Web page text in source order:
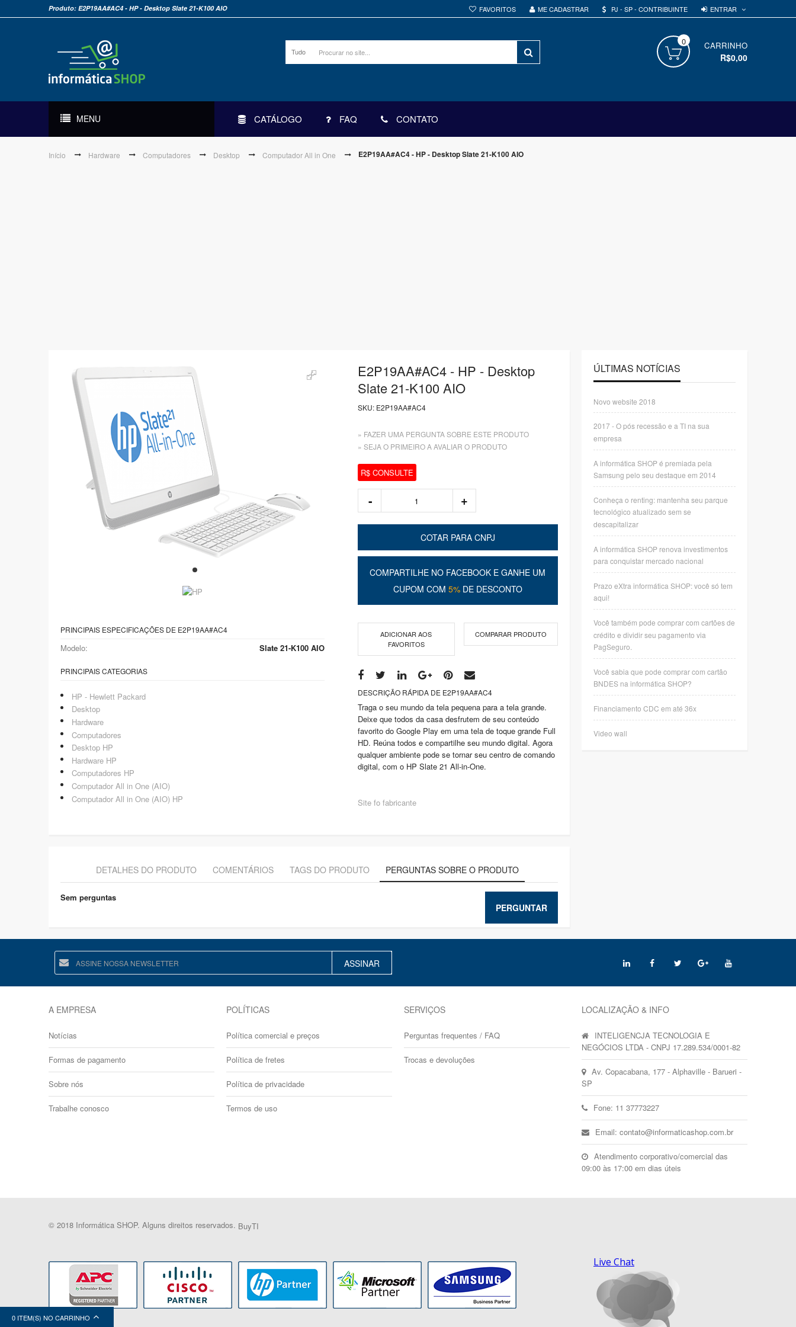
FAVORITOS ME CADASTRAR PJ - SP - CONTRIBUINTE ENTRAR
Produto: E2P19AA#AC4 - HP - Desktop Slate 21-K100 AIO
Tudo
CARRINHO
0
R$0,00
MENU CATÁLOGO FAQ CONTATO
Início Hardware Computadores Desktop Computador All in One E2P19AA#AC4 - HP - Desktop Slate 21-K100 AIO
PRINCIPAIS ESPECIFICAÇÕES DE E2P19AA#AC4
Modelo: Slate 21-K100 AIO
PRINCIPAIS CATEGORIAS
HP - Hewlett Packard
Desktop
Hardware
Computadores
Desktop HP
Hardware HP
Computadores HP
Computador All in One (AIO)
Computador All in One (AIO) HP
E2P19AA#AC4 - HP - Desktop
Slate 21-K100 AIO
SKU: E2P19AA#AC4
» FAZER UMA PERGUNTA SOBRE ESTE PRODUTO
» SEJA O PRIMEIRO A AVALIAR O PRODUTO
R$ CONSULTE
COTAR PARA CNPJ
COMPARTILHE NO FACEBOOK E GANHE UM
CUPOM COM 5%DE DESCONTO
ADICIONAR AOS
FAVORITOS
COMPARAR PRODUTO
DESCRIÇÃO RÁPIDA DE E2P19AA#AC4
Traga o seu mundo da tela pequena para a tela grande.
Deixe que todos da casa desfrutem de seu conteúdo
favorito do Google Play em uma tela de toque grande Full
HD. Reúna todos e compartilhe seu mundo digital. Agora
qualquer ambiente pode se tornar seu centro de comando
digital, com o HP Slate 21 All-in-One.
Site fo fabricante
DETALHES DO PRODUTO COMENTÁRIOS TAGS DO PRODUTO PERGUNTAS SOBRE O PRODUTO
PERGUNTAR
Sem perguntas
ÚLTIMAS NOTÍCIAS
Novo website 2018
2017 - O pós recessão e a TI na sua
empresa
A informática SHOP é premiada pela
Samsung pelo seu destaque em 2014
Conheça o renting: mantenha seu parque
tecnológico atualizado sem se
descapitalizar
A informática SHOP renova investimentos
para conquistar mercado nacional
Prazo eXtra informática SHOP: você só tem
aqui!
Você também pode comprar com cartões de
crédito e dividir seu pagamento via
PagSeguro.
Você sabia que pode comprar com cartão
BNDES na informática SHOP?
Financiamento CDC em até 36x
Video wall
ASSINAR
A EMPRESA
Notícias
Formas de pagamento
Sobre nós
Trabalhe conosco
POLÍTICAS
Política comercial e preços
Política de fretes
Política de privacidade
Termos de uso
SERVIÇOS
Perguntas frequentes / FAQ
Trocas e devoluções
LOCALIZAÇÃO & INFO
INTELIGENCJA TECNOLOGIA E
NEGÓCIOS LTDA - CNPJ 17.289.534/0001-82
Av. Copacabana, 177 - Alphaville - Barueri -
SP
Fone: 11 37773227
Email: contato@informaticashop.com.br
Atendimento corporativo/comercial das
09:00 às 17:00 em dias úteis
© 2018 Informática SHOP. Alguns direitos reservados. BuyTI
0 ITEM(S) NO CARRINHO